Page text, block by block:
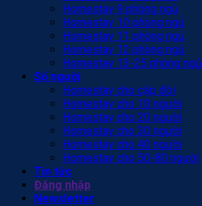
Homestay 9 phòng ngủ
Homestay 10 phòng ngủ
Homestay 11 phòng ngủ
Homestay 12 phòng ngủ
Homestay 13-25 phòng ngủ
Số người
Homestay cho cặp đôi
Homestay cho 10 người
Homestay cho 20 người
Homestay cho 30 người
Homestay cho 40 người
Homestay cho 50-80 người
Tin tức
Đăng nhập
Newsletter